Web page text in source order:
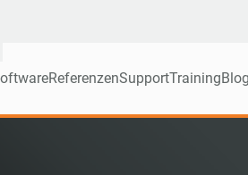
ReferenzenSupportTrainingBlog